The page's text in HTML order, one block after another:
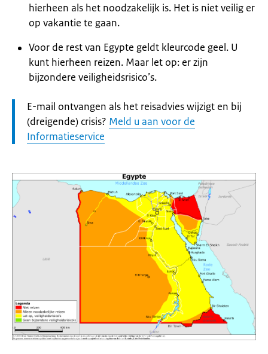
hierheen als het noodzakelijk is. Het is niet veilig er
op vakantie te gaan.
Voor de rest van Egypte geldt kleurcode geel. U
kunt hierheen reizen. Maar let op: er zijn
bijzondere veiligheidsrisico’s.
Let
op:
E-mail ontvangen als het reisadvies wijzigt en bij
(dreigende) crisis? Meld u aan voor de
Informatieservice